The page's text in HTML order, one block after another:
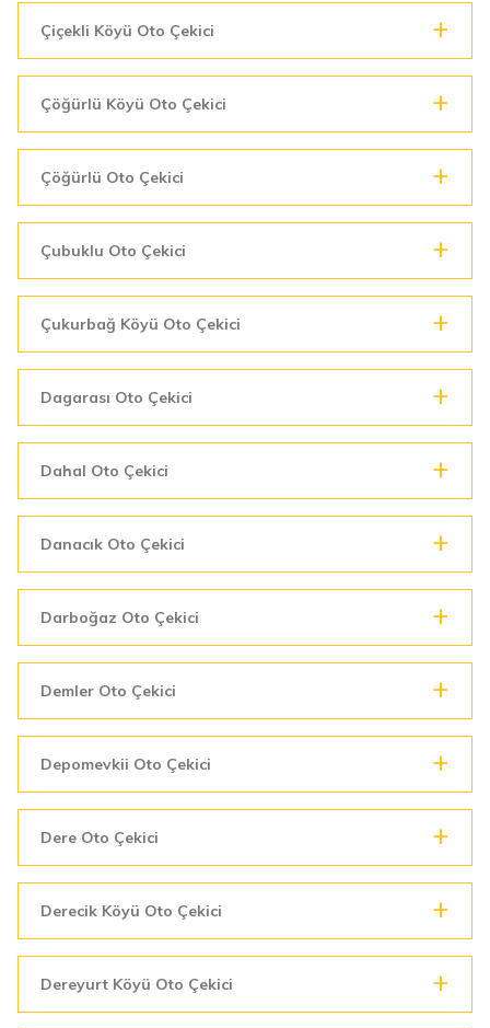
Çiçekli Köyü Oto Çekici
Çöğürlü Köyü Oto Çekici
Çöğürlü Oto Çekici
Çubuklu Oto Çekici
Çukurbağ Köyü Oto Çekici
Dagarası Oto Çekici
Dahal Oto Çekici
Danacık Oto Çekici
Darboğaz Oto Çekici
Demler Oto Çekici
Depomevkii Oto Çekici
Dere Oto Çekici
Derecik Köyü Oto Çekici
Dereyurt Köyü Oto Çekici